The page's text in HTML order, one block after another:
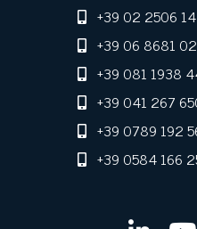
+39 02 2506
+39 06 8681
+39 081 1938
+39 041 267
+39 0789 192
+39 0584 166